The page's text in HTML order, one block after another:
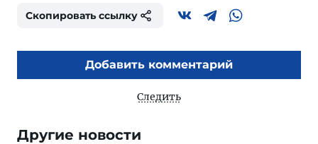
Скопировать ссылку
Добавить комментарий
Следить
Другие новости